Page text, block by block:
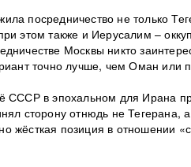
посредничество не только
этом также и Иерусалим –
Москвы никто
точно лучше, чем Оман или
СССР в эпохальном для Ирана
сторону отнюдь не Тегерана,
жёсткая позиция в отношении